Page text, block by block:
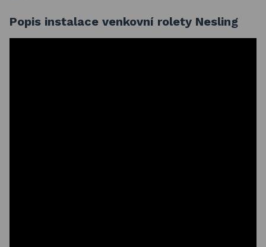
Popis instalace venkovní rolety Nesling